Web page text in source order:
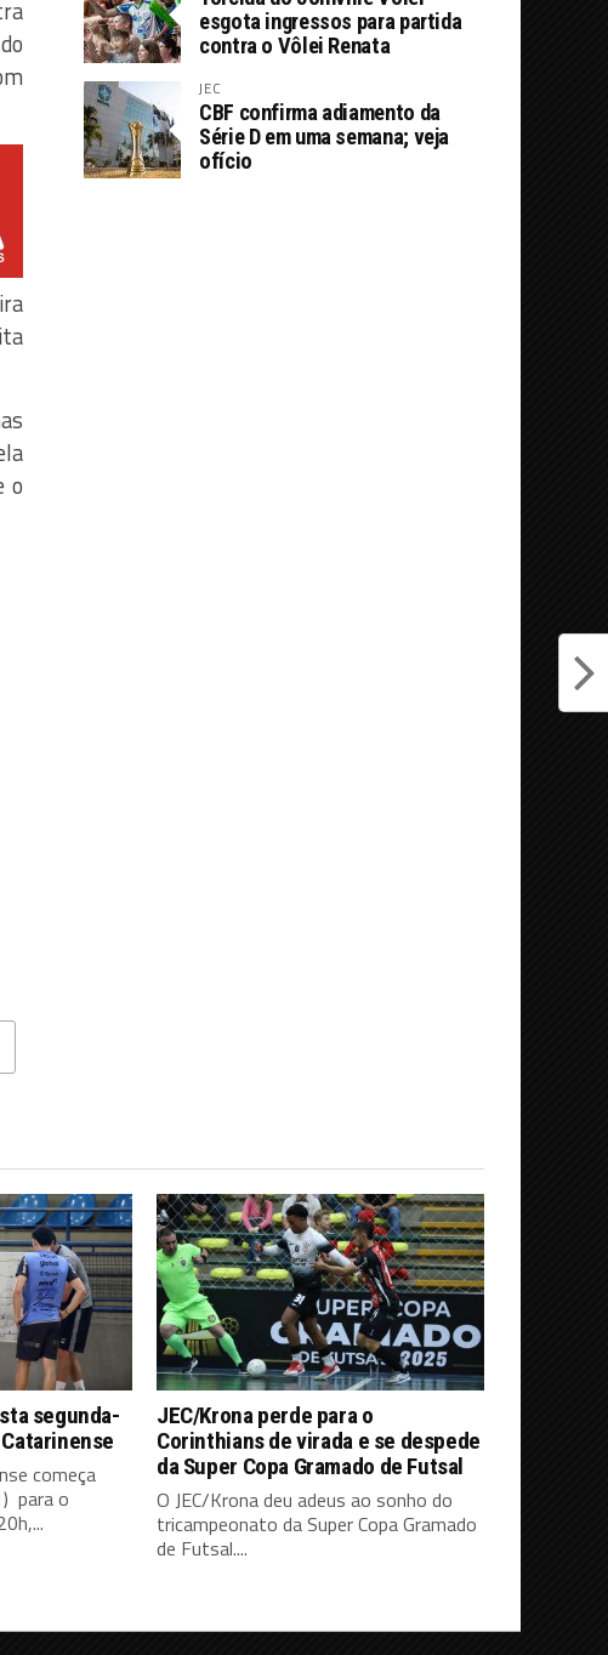
o
esgota ingressos para partida
contra o Vôlei Renata
JEC
CBF confirma adiamento da
Série D em uma semana; veja
ofício
segunda-
começa
para o
JEC/Krona perde para o
Corinthians de virada e se despede
da Super Copa Gramado de Futsal
O JEC/Krona deu adeus ao sonho do
tricampeonato da Super Copa Gramado
de Futsal....